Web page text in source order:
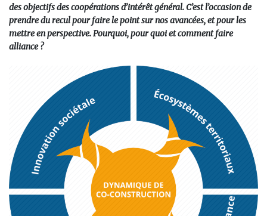
des objectifs des coopérations d’intérêt général. C’est l’occasion de
prendre du recul pour faire le point sur nos avancées, et pour les
mettre en perspective. Pourquoi, pour quoi et comment faire
alliance ?